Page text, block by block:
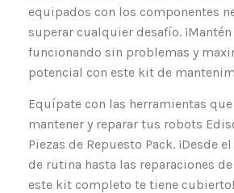
equipados con los componentes
superar cualquier desafío.
funcionando sin problemas y
potencial con este kit de
Equípate con las herramientas
mantener y reparar tus robots
Piezas de Repuesto Pack. ¡Desde
de rutina hasta las reparaciones
este kit completo te tiene cubierto!